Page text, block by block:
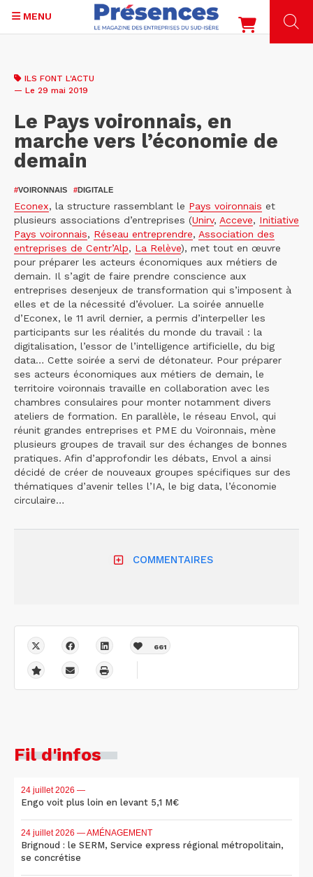
contenu
MENU
ILS FONT L'ACTU
— Le 29 mai 2019
Le Pays voironnais, en
marche vers l’économie de
demain
#VOIRONNAIS #DIGITALE
Econex, la structure rassemblant le Pays voironnais et
plusieurs associations d’entreprises (Unirv, Acceve, Initiative
Pays voironnais, Réseau entreprendre, Association des
entreprises de Centr’Alp, La Relève), met tout en œuvre
pour préparer les acteurs économiques aux métiers de
demain. Il s’agit de faire prendre conscience aux
entreprises desenjeux de transformation qui s’imposent à
elles et de la nécessité d’évoluer. La soirée annuelle
d’Econex, le 11 avril dernier, a permis d’interpeller les
participants sur les réalités du monde du travail : la
digitalisation, l’essor de l’intelligence artificielle, du big
data… Cette soirée a servi de détonateur. Pour préparer
ses acteurs économiques aux métiers de demain, le
territoire voironnais travaille en collaboration avec les
chambres consulaires pour monter notamment divers
ateliers de formation. En parallèle, le réseau Envol, qui
réunit grandes entreprises et PME du Voironnais, mène
plusieurs groupes de travail sur des échanges de bonnes
pratiques. Afin d’approfondir les débats, Envol a ainsi
décidé de créer de nouveaux groupes spécifiques sur des
thématiques d’avenir telles l’IA, le big data, l’économie
circulaire…
COMMENTAIRES
661
Fil d'infos
24 juillet 2026 —
Engo voit plus loin en levant 5,1 M€
24 juillet 2026 — AMÉNAGEMENT
Brignoud : le SERM, Service express régional métropolitain,
se concrétise